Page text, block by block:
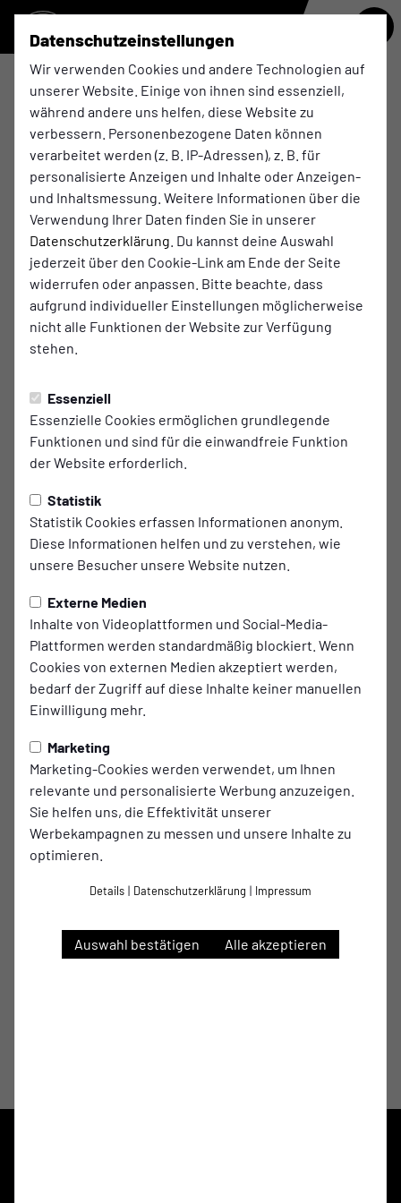
Datenschutzeinstellungen
Wir verwenden Cookies und andere Technologien auf
unserer Website. Einige von ihnen sind essenziell,
während andere uns helfen, diese Website zu
verbessern. Personenbezogene Daten können
verarbeitet werden (z. B. IP-Adressen), z. B. für
personalisierte Anzeigen und Inhalte oder Anzeigen-
und Inhaltsmessung. Weitere Informationen über die
Verwendung Ihrer Daten finden Sie in unserer
Datenschutzerklärung . Du kannst deine Auswahl
jederzeit über den Cookie-Link am Ende der Seite
widerrufen oder anpassen. Bitte beachte, dass
aufgrund individueller Einstellungen möglicherweise
nicht alle Funktionen der Website zur Verfügung
stehen.
Essenziell
Essenzielle Cookies ermöglichen grundlegende
Funktionen und sind für die einwandfreie Funktion
der Website erforderlich.
Statistik
Statistik Cookies erfassen Informationen anonym.
Diese Informationen helfen und zu verstehen, wie
unsere Besucher unsere Website nutzen.
Externe Medien
Inhalte von Videoplattformen und Social-Media-
Plattformen werden standardmäßig blockiert. Wenn
Cookies von externen Medien akzeptiert werden,
bedarf der Zugriff auf diese Inhalte keiner manuellen
Einwilligung mehr.
Marketing
Marketing-Cookies werden verwendet, um Ihnen
relevante und personalisierte Werbung anzuzeigen.
Sie helfen uns, die Effektivität unserer
Werbekampagnen zu messen und unsere Inhalte zu
optimieren.
Details | Datenschutzerklärung | Impressum
Auswahl bestätigen Alle akzeptieren
U17
Übersicht Funktionsteam
Trainingszeiten
Uhlenkrug-Kunstrasenplatz
Uhlenkrug-Kunstrasenplatz
Uhlenkrug-Kunstrasenplatz
Trainer
Luca Kattenbusch
E-Mail
Co-Trainer